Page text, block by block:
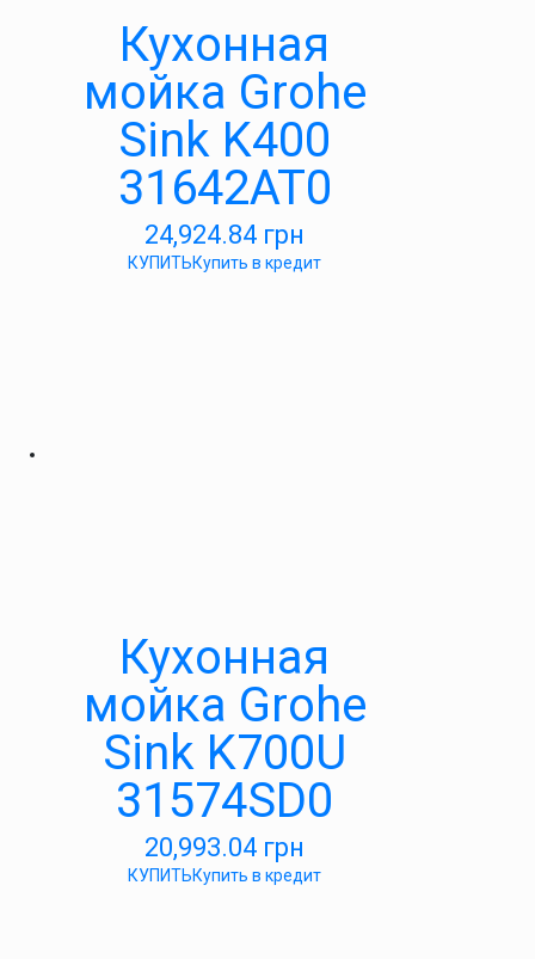
Кухонная
мойка Grohe
Sink K400
31642AT0
24,924.84 грн
КУПИТЬКупить в кредит
Кухонная
мойка Grohe
Sink K700U
31574SD0
20,993.04 грн
КУПИТЬКупить в кредит